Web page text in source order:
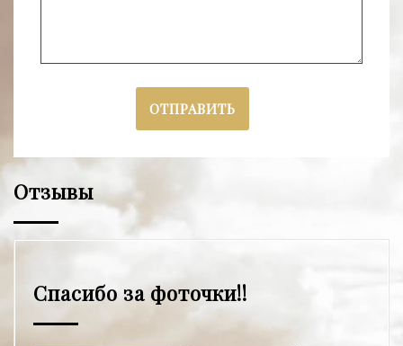
Отзывы
Спасибо за фоточки!!